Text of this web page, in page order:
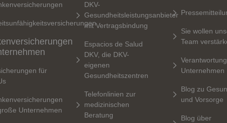
für
Unternehmen
DKV-
Gesundheitsleistungsanbieter
mit Vertragsbindung
Espacios de Salud
DKV, die DKV-
eigenen
Gesundheitszentren
Telefonlinien zur
medizinischen
Beratung
Sie wollen
Team
Unternehmen
Blog zu
und Vorsorge
Blog über